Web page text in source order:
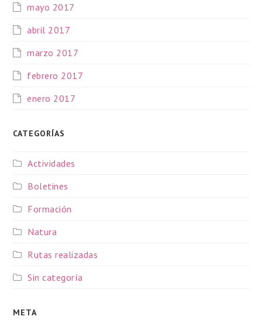
mayo 2017
abril 2017
marzo 2017
febrero 2017
enero 2017
CATEGORÍAS
Actividades
Boletines
Formación
Natura
Rutas realizadas
Sin categoría
META